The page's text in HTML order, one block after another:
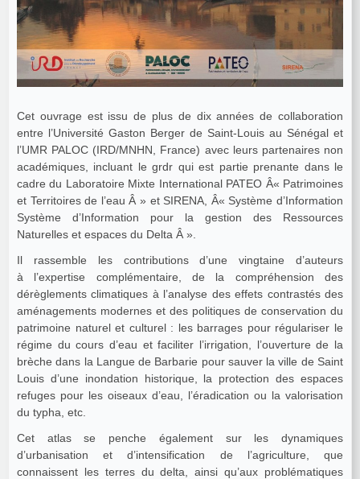
Cet ouvrage est issu de plus de dix années de collaboration
entre l’Université Gaston Berger de Saint-Louis au Sénégal et
l’UMR PALOC (IRD/MNHN, France) avec leurs partenaires non
académiques, incluant le grdr qui est partie prenante dans le
cadre du Laboratoire Mixte International PATEO Â« Patrimoines
et Territoires de l’eau Â » et SIRENA, Â« Système d’Information
Système d’Information pour la gestion des Ressources
Naturelles et espaces du Delta Â ».
Il rassemble les contributions d’une vingtaine d’auteurs
à l’expertise complémentaire, de la compréhension des
dérèglements climatiques à l’analyse des effets contrastés des
aménagements modernes et des politiques de conservation du
patrimoine naturel et culturel : les barrages pour régulariser le
régime du cours d’eau et faciliter l’irrigation, l’ouverture de la
brèche dans la Langue de Barbarie pour sauver la ville de Saint
Louis d’une inondation historique, la protection des espaces
refuges pour les oiseaux d’eau, l’éradication ou la valorisation
du typha, etc.
Cet atlas se penche également sur les dynamiques
d’urbanisation et d’intensification de l’agriculture, que
connaissent les terres du delta, ainsi qu’aux problématiques